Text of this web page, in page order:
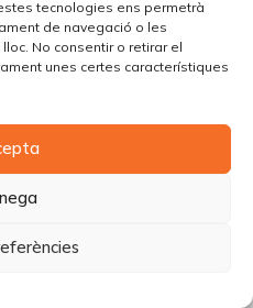
tecnologies ens permetrà
de navegació o les
No consentir o retirar el
unes certes característiques
2026
de cookies